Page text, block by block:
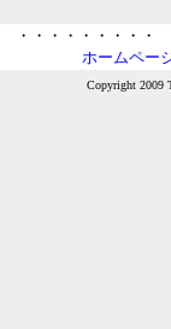
・・・・・・・・
ホームペー
Copyright 2009